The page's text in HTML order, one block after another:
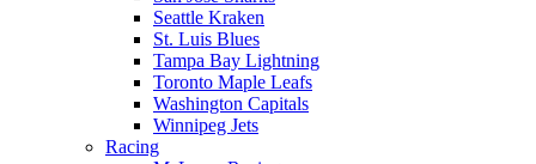
Seattle Kraken
St. Luis Blues
Tampa Bay Lightning
Toronto Maple Leafs
Washington Capitals
Winnipeg Jets
Racing